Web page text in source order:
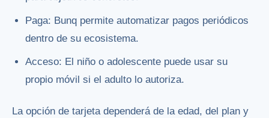
Paga: Bunq permite automatizar pagos periódicos
dentro de su ecosistema.
Acceso: El niño o adolescente puede usar su
propio móvil si el adulto lo autoriza.
La opción de tarjeta dependerá de la edad, del plan y